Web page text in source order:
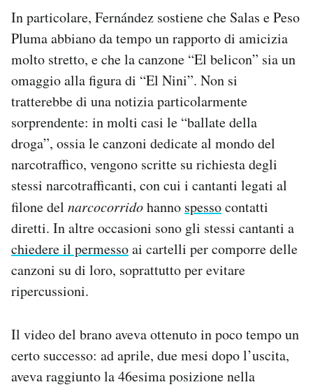
In particolare, Fernández sostiene che Salas e Peso
Pluma abbiano da tempo un rapporto di amicizia
molto stretto, e che la canzone “El belicon” sia un
omaggio alla figura di “El Nini”. Non si
tratterebbe di una notizia particolarmente
sorprendente: in molti casi le “ballate della
droga”, ossia le canzoni dedicate al mondo del
narcotraffico, vengono scritte su richiesta degli
stessi narcotrafficanti, con cui i cantanti legati al
filone del narcocorridohanno spessocontatti
diretti. In altre occasioni sono gli stessi cantanti a
chiedere il permessoai cartelli per comporre delle
canzoni su di loro, soprattutto per evitare
ripercussioni.
Il video del brano aveva ottenuto in poco tempo un
certo successo: ad aprile, due mesi dopo l’uscita,
aveva raggiunto la 46esima posizione nella